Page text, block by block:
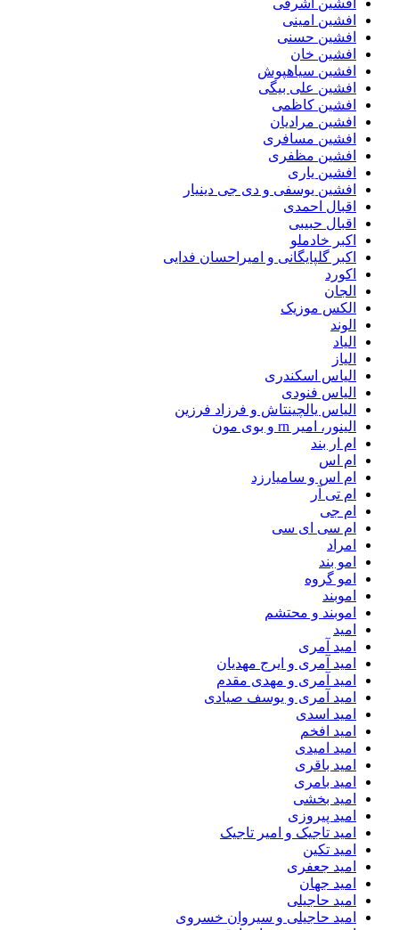
افشین اشرفی
افشین امینی
افشین حسنی
افشین خان
افشین سیاهپوش
افشین علی بیگی
افشین کاظمی
افشین مرادیان
افشین مسافری
افشین مظفری
افشین یاری
افشین یوسفی و دی جی دینیار
اقبال احمدی
اقبال حبیبی
اکبر خادملو
اکبر گلپایگانی و امیراحسان فدایی
اکورد
الجان
الکس موزیک
الوند
الیاد
الیاز
الیاس اسکندری
الیاس فنودی
الیاس یالچینتاش و فرزاد فرزین
الینور، امیر rn و بوی مون
ام‌ ار بند
ام اس
ام اس و سامیارزد
ام تی آر
ام جی
ام سی ای سی
امراد
امو بند
امو گروه
اموبند
اموبند و محتشم
امید
امید آمری
امید آمری و ایرج مهدیان
امید آمری و مهدی مقدم
امید آمری و یوسف صیادی
امید اسدی
امید افخم
امید امیدی
امید باقری
امید بامری
امید بخشی
امید پیروزی
امید تاجیک و امیر تاجیک
امید تکین
امید جعفری
امید جهان
امید حاجیلی
امید حاجیلی و سیروان خسروی